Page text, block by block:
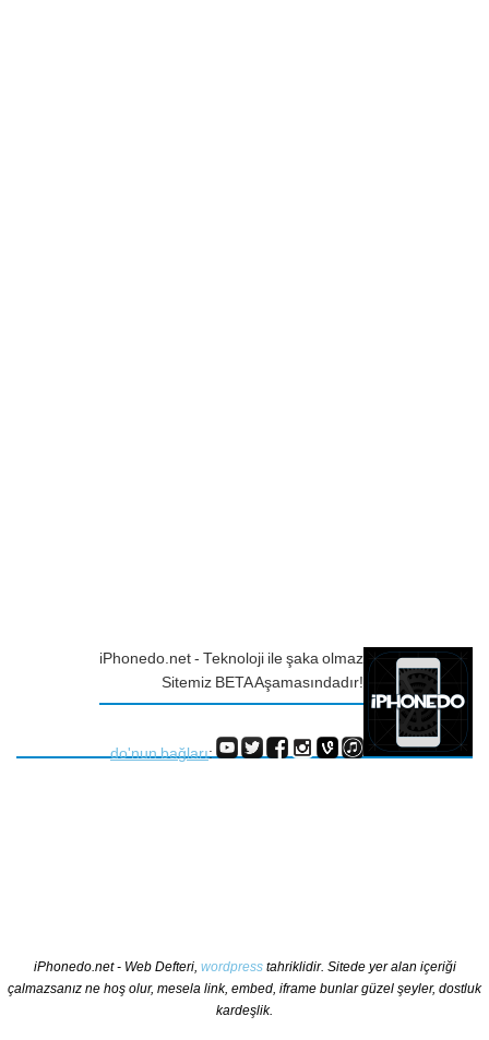
iPhonedo.net - Teknoloji ile şaka olmaz
Sitemiz BETA Aşamasındadır!
do'nun bağları:
iPhonedo.net - Web Defteri, wordpresstahriklidir. Sitede yer alan içeriği
çalmazsanız ne hoş olur, mesela link, embed, iframe bunlar güzel şeyler, dostluk
kardeşlik.